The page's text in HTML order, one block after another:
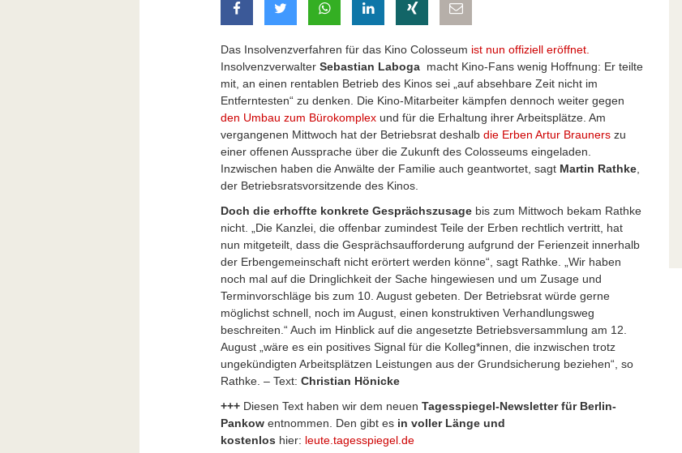
auf Facebook teilen
auf Twitter teilen
mit Whatsapp teilen
auf LinkedIn teilen
auf Xing teilenper E-Mail teilen
Das Insolvenzverfahren für das Kino Colosseum ist nun offiziell eröffnet.
Insolvenzverwalter Sebastian Laboga macht Kino-Fans wenig Hoffnung: Er teilte
mit, an einen rentablen Betrieb des Kinos sei „auf absehbare Zeit nicht im
Entferntesten“ zu denken. Die Kino-Mitarbeiter kämpfen dennoch weiter gegen
den Umbau zum Bürokomplex und für die Erhaltung ihrer Arbeitsplätze. Am
vergangenen Mittwoch hat der Betriebsrat deshalb die Erben Artur Brauners zu
einer offenen Aussprache über die Zukunft des Colosseums eingeladen.
Inzwischen haben die Anwälte der Familie auch geantwortet, sagt Martin Rathke
der Betriebsratsvorsitzende des Kinos.
Doch die erhoffte konkrete Gesprächszusage bis zum Mittwoch bekam Rathke
nicht. „Die Kanzlei, die offenbar zumindest Teile der Erben rechtlich vertritt, hat
nun mitgeteilt, dass die Gesprächsaufforderung aufgrund der Ferienzeit innerhalb
der Erbengemeinschaft nicht erörtert werden könne“, sagt Rathke. „Wir haben
noch mal auf die Dringlichkeit der Sache hingewiesen und um Zusage und
Terminvorschläge bis zum 10. August gebeten. Der Betriebsrat würde gerne
möglichst schnell, noch im August, einen konstruktiven Verhandlungsweg
beschreiten.“ Auch im Hinblick auf die angesetzte Betriebsversammlung am 12.
August „wäre es ein positives Signal für die Kolleg*innen, die inzwischen trotz
ungekündigten Arbeitsplätzen Leistungen aus der Grundsicherung beziehen“, so
Rathke. – Text: Christian Hönicke
+++ Diesen Text haben wir dem neuen Tagesspiegel-Newsletter für Berlin-
Pankow entnommen. Den gibt es in voller Länge und
kostenlos hier: leute.tagesspiegel.de